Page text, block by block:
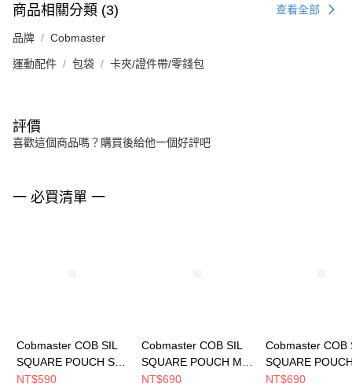
商品相關分類 (3) 查看全部
品牌 Cobmaster
運動配件 包袋 卡夾/證件帶/零錢包
評價
喜歡這個商品嗎？購買後給他一個好評吧
一 必買清單 一
Cobmaster COB SIL
SQUARE POUCH S
小包 White
NT$590
Cobmaster COB SIL
SQUARE POUCH M
小包 Black
NT$690
Cobmaster COB
SQUARE
小包 Yellow
NT$690